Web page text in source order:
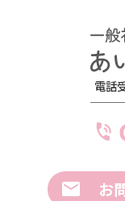
電話
お